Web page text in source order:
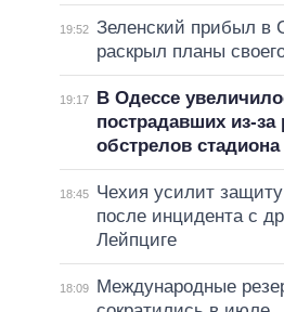
19:52 Зеленский прибыл в
раскрыл планы
19:17
В Одессе
пострадавших из-за
обстрелов
18:45
Чехия усилит
после инцидента с
Лейпциге
18:09
Международные